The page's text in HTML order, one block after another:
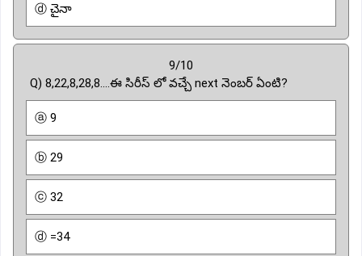
ⓓ చైనా
9/10
Q) 8,22,8,28,8....ఈ సిరీస్ లో వచ్చే next నెంబర్ ఏంటి?
ⓐ 9
ⓑ 29
ⓒ 32
ⓓ =34